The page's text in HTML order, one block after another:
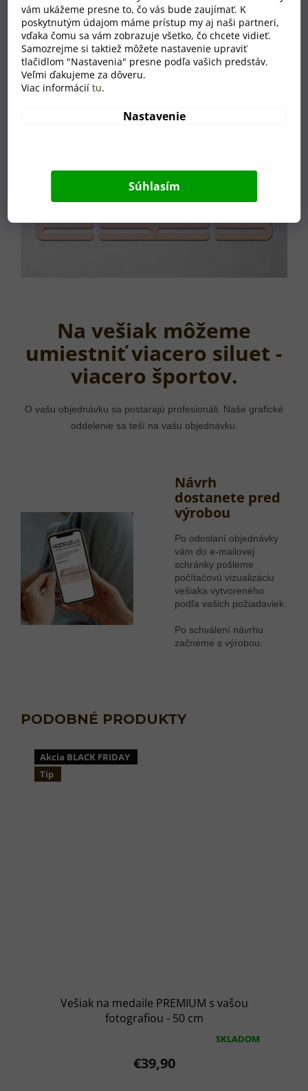
vám ukážeme presne to, čo vás bude zaujímať. K
poskytnutým údajom máme prístup my aj naši partneri,
vďaka čomu sa vám zobrazuje všetko, čo chcete vidieť.
Samozrejme si taktiež môžete nastavenie upraviť
tlačidlom "Nastavenia" presne podľa vašich predstáv.
Veľmi ďakujeme za dôveru.
Viac informáciítu.
Nastavenie
Súhlasím
Na vešiak môžeme
umiestniť viacero siluet -
viacero športov.
O vašu objednávku sa postarajú profesionáli. Naše grafické
oddelenie sa teší na vašu objednávku.
Návrh
dostanete pred
výrobou
Po odoslaní objednávky
vám do e-mailovej
schránky pošleme
počítačovú vizualizáciu
vešiaka vytvoreného
podľa vašich požiadaviek.
Po schválení návrhu
začneme s výrobou.
Akcia BLACK FRIDAY
Tip
Vešiak na medaile PREMIUM s vašou
fotografiou - 50 cm
SKLADOM
€39,90